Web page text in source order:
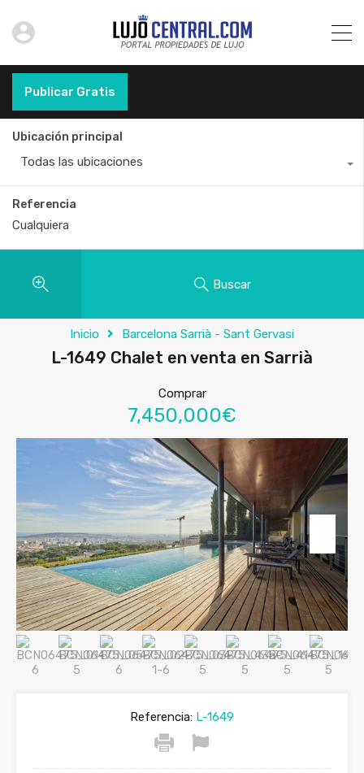
Publicar Gratis
Ubicación principal
Todas las ubicaciones
Referencia
Buscar
Inicio Barcelona Sarrià - Sant Gervasi
L-1649 Chalet en venta en Sarrià
Comprar
7,450,000€
Referencia: L-1649